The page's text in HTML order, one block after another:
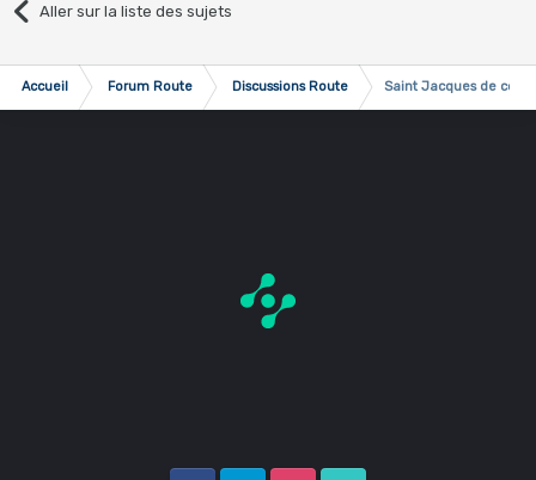
Aller sur la liste des sujets
Accueil Forum Route Discussions Route Saint Jacques de